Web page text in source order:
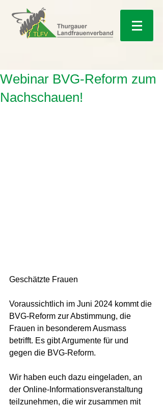
Webinar BVG-Reform zum
Nachschauen!
Geschätzte Frauen
Voraussichtlich im Juni 2024 kommt die
BVG-Reform zur Abstimmung, die
Frauen in besonderem Ausmass
betrifft. Es gibt Argumente für und
gegen die BVG-Reform.
Wir haben euch dazu eingeladen, an
der Online-Informationsveranstaltung
teilzunehmen, die wir zusammen mit